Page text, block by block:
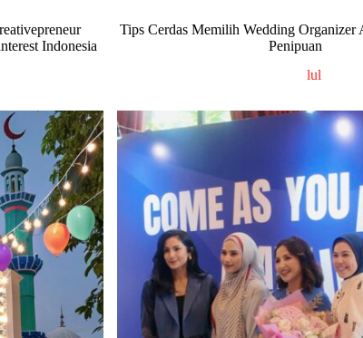
Indonesia
Tips Cerdas Memilih Wedding Organizer
Penipuan
lul